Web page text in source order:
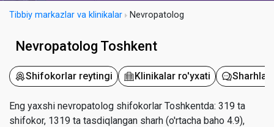
Tibbiy markazlar va klinikalar Nevropatolog
Nevropatolog Toshkent
Shifokorlar reytingi Klinikalar ro'yxati Sharhlar
Eng yaxshi nevropatolog shifokorlar Toshkentda: 319 ta
shifokor, 1319 ta tasdiqlangan sharh (o'rtacha baho 4.9),